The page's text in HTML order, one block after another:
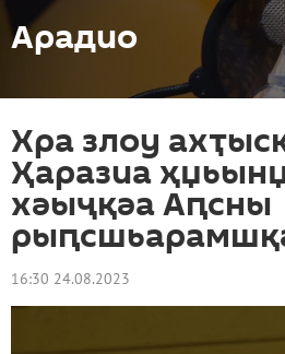
Арадио
Хра злоу
Ҳаразиа
хәыҷқәа Аԥсны
16:30 24.08.2023